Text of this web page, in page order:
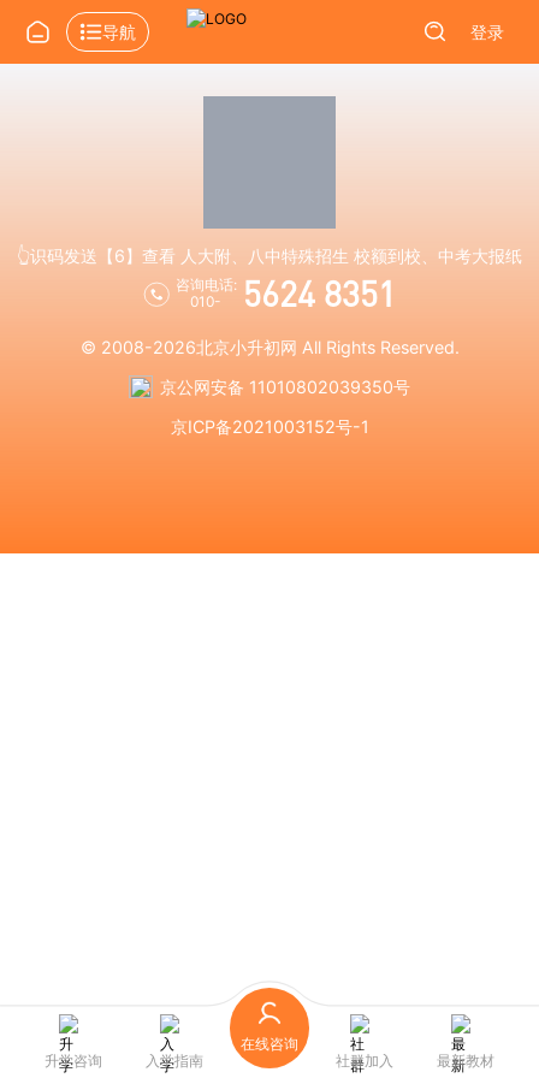
导航 登录
👆识码发送【6】查看 人大附、八中特殊招生 校额到校、中考大报纸
咨询电话:
010-
5624 8351
© 2008-2026北京小升初网 All Rights Reserved.
京公网安备 11010802039350号
京ICP备2021003152号-1
升学咨询 入学指南
在线咨询
社群加入
最新教材